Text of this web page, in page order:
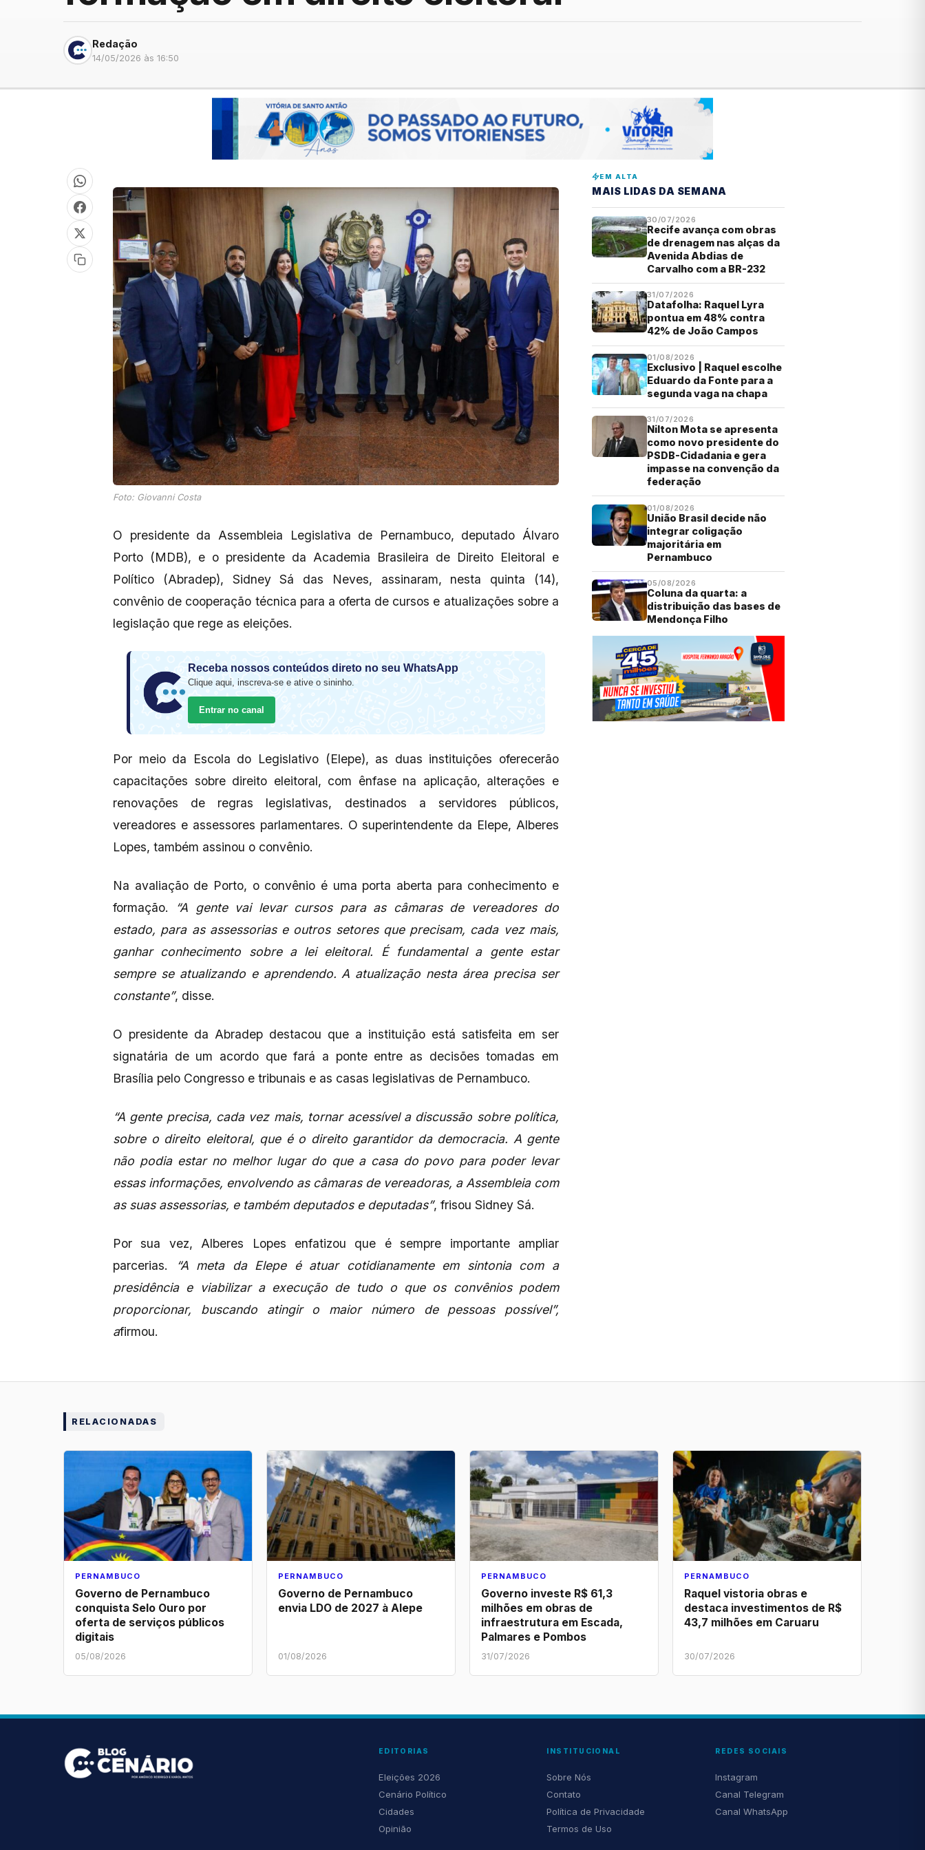
Redação
14/05/2026 às 16:50
Foto: Giovanni Costa
O presidente da Assembleia Legislativa de Pernambuco, deputado Álvaro
Porto (MDB), e o presidente da Academia Brasileira de Direito Eleitoral e
Político (Abradep), Sidney Sá das Neves, assinaram, nesta quinta (14),
convênio de cooperação técnica para a oferta de cursos e atualizações sobre a
legislação que rege as eleições.
Receba nossos conteúdos direto no seu WhatsApp
Clique aqui, inscreva-se e ative o sininho.
Entrar no canal
Por meio da Escola do Legislativo (Elepe), as duas instituições oferecerão
capacitações sobre direito eleitoral, com ênfase na aplicação, alterações e
renovações de regras legislativas, destinados a servidores públicos,
vereadores e assessores parlamentares. O superintendente da Elepe, Alberes
Lopes, também assinou o convênio.
Na avaliação de Porto, o convênio é uma porta aberta para conhecimento e
formação.
“A gente vai levar cursos para as câmaras de vereadores do
estado, para as assessorias e outros setores que precisam, cada vez mais,
ganhar conhecimento sobre a lei eleitoral. É fundamental a gente estar
sempre se atualizando e aprendendo. A atualização nesta área precisa ser
constante”, disse.
O presidente da Abradep destacou que a instituição está satisfeita em ser
signatária de um acordo que fará a ponte entre as decisões tomadas em
Brasília pelo Congresso e tribunais e as casas legislativas de Pernambuco.
“A gente precisa, cada vez mais, tornar acessível a discussão sobre política,
sobre o direito eleitoral, que é o direito garantidor da democracia. A gente
não podia estar no melhor lugar do que a casa do povo para poder levar
essas informações, envolvendo as câmaras de vereadoras, a Assembleia com
as suas assessorias, e também deputados e deputadas”, frisou Sidney Sá.
Por sua vez, Alberes Lopes enfatizou que é sempre importante ampliar
parcerias.
“A meta da Elepe é atuar cotidianamente em sintonia com a
presidência e viabilizar a execução de tudo o que os convênios podem
proporcionar, buscando atingir o maior número de pessoas possível”,
afirmou.
EM ALTA
MAIS LIDAS DA SEMANA
30/07/2026
Recife avança com obras
de drenagem nas alças da
Avenida Abdias de
Carvalho com a BR-232
31/07/2026
Datafolha: Raquel Lyra
pontua em 48% contra
42% de João Campos
01/08/2026
Exclusivo | Raquel escolhe
Eduardo da Fonte para a
segunda vaga na chapa
31/07/2026
Nilton Mota se apresenta
como novo presidente do
PSDB-Cidadania e gera
impasse na convenção da
federação
01/08/2026
União Brasil decide não
integrar coligação
majoritária em
Pernambuco
05/08/2026
Coluna da quarta: a
distribuição das bases de
Mendonça Filho
RELACIONADAS
PERNAMBUCO
Governo de Pernambuco
conquista Selo Ouro por
oferta de serviços públicos
digitais
05/08/2026
PERNAMBUCO
Governo de Pernambuco
envia LDO de 2027 à Alepe
01/08/2026
PERNAMBUCO
Governo investe R$ 61,3
milhões em obras de
infraestrutura em Escada,
Palmares e Pombos
31/07/2026
PERNAMBUCO
Raquel vistoria obras e
destaca investimentos de R$
43,7 milhões em Caruaru
30/07/2026
EDITORIAS
Eleições 2026
Cenário Político
Cidades
Opinião
INSTITUCIONAL
Sobre Nós
Contato
Política de Privacidade
Termos de Uso
REDES SOCIAIS
Instagram
Canal Telegram
Canal WhatsApp